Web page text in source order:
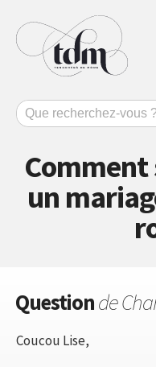
un
Questionde
Coucou Lise,